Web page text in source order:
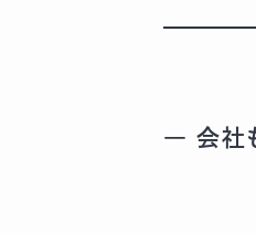
― 会社